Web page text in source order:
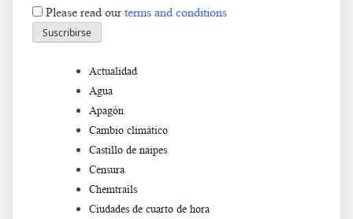
Please read ourterms and conditions
Actualidad
Agua
Apagón
Cambio climático
Castillo de naipes
Censura
Chemtrails
Ciudades de cuarto de hora